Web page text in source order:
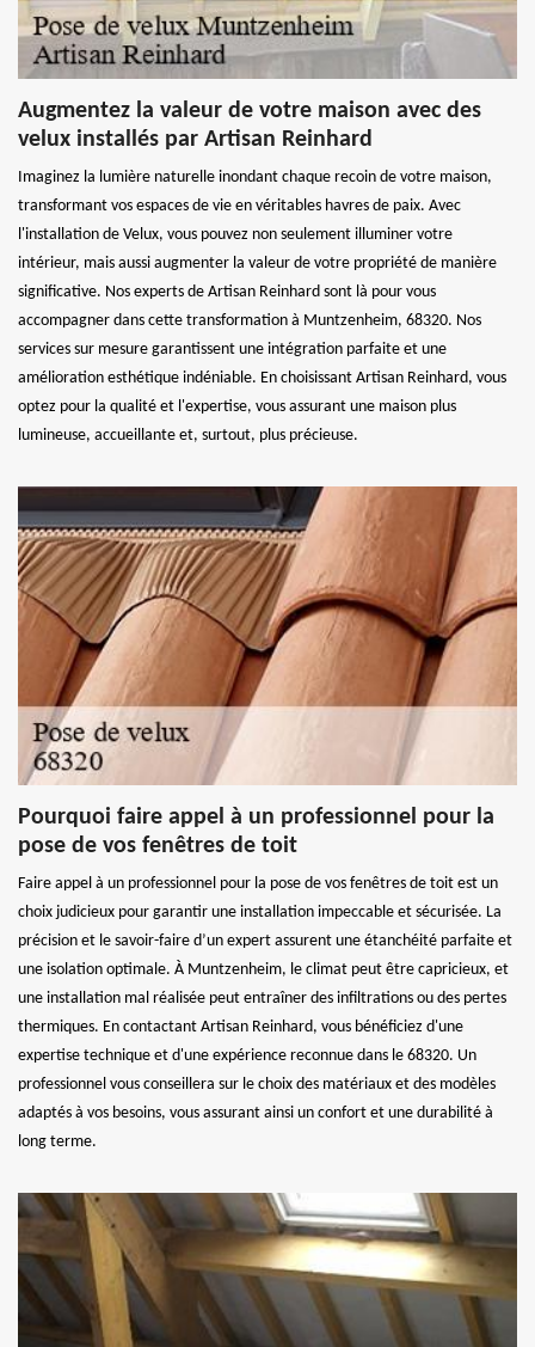
Augmentez la valeur de votre maison avec des
velux installés par Artisan Reinhard
Imaginez la lumière naturelle inondant chaque recoin de votre maison,
transformant vos espaces de vie en véritables havres de paix. Avec
l'installation de Velux, vous pouvez non seulement illuminer votre
intérieur, mais aussi augmenter la valeur de votre propriété de manière
significative. Nos experts de Artisan Reinhard sont là pour vous
accompagner dans cette transformation à Muntzenheim, 68320. Nos
services sur mesure garantissent une intégration parfaite et une
amélioration esthétique indéniable. En choisissant Artisan Reinhard, vous
optez pour la qualité et l'expertise, vous assurant une maison plus
lumineuse, accueillante et, surtout, plus précieuse.
Pourquoi faire appel à un professionnel pour la
pose de vos fenêtres de toit
Faire appel à un professionnel pour la pose de vos fenêtres de toit est un
choix judicieux pour garantir une installation impeccable et sécurisée. La
précision et le savoir-faire d’un expert assurent une étanchéité parfaite et
une isolation optimale. À Muntzenheim, le climat peut être capricieux, et
une installation mal réalisée peut entraîner des infiltrations ou des pertes
thermiques. En contactant Artisan Reinhard, vous bénéficiez d'une
expertise technique et d'une expérience reconnue dans le 68320. Un
professionnel vous conseillera sur le choix des matériaux et des modèles
adaptés à vos besoins, vous assurant ainsi un confort et une durabilité à
long terme.